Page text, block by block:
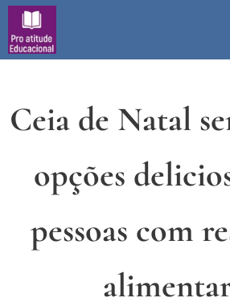
Ceia de Natal
opções
pessoas com